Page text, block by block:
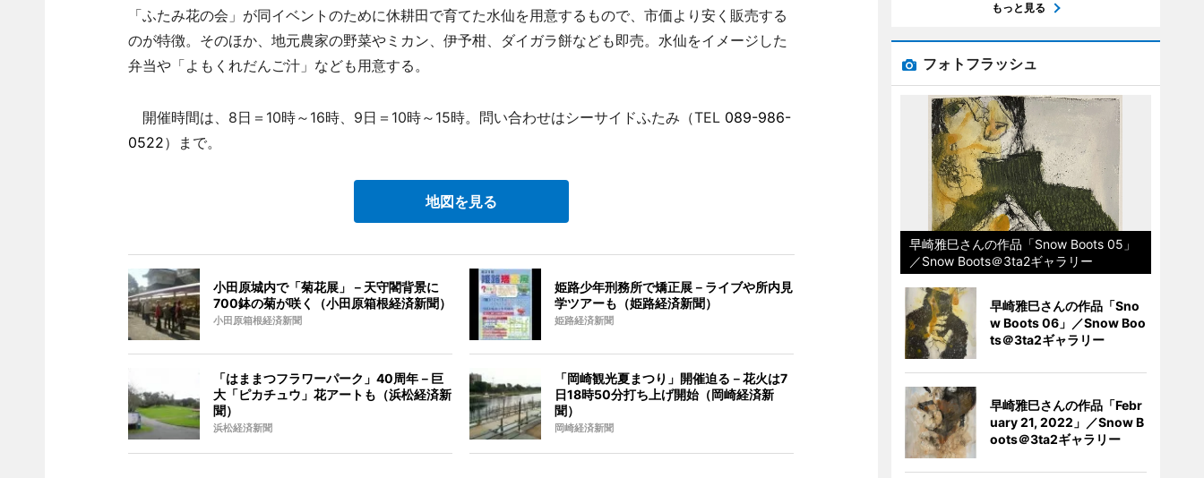
「ふたみ花の会」が同イベントのために休耕田で育てた水仙を用意するもので、市価より安く販売する
のが特徴。そのほか、地元農家の野菜やミカン、伊予柑、ダイガラ餅なども即売。水仙をイメージした
弁当や「よもくれだんご汁」なども用意する。
開催時間は、8日＝10時～16時、9日＝10時～15時。問い合わせはシーサイドふたみ（TEL 089-986-
0522）まで。
地図を見る
小田原城内で「菊花展」－天守閣背景に
700鉢の菊が咲く（小田原箱根経済新聞）
小田原箱根経済新聞
姫路少年刑務所で矯正展－ライブや所内見
学ツアーも（姫路経済新聞）
姫路経済新聞
「はままつフラワーパーク」40周年－巨
大「ピカチュウ」花アートも（浜松経済新
聞）
浜松経済新聞
「岡崎観光夏まつり」開催迫る－花火は7
日18時50分打ち上げ開始（岡崎経済新
聞）
岡崎経済新聞
もっと見る
フォトフラッシュ
早崎雅巳さんの作品「Snow Boots 05」
／Snow Boots＠3ta2ギャラリー
早崎雅巳さんの作品「Sno
w Boots 06」／Snow Boo
ts＠3ta2ギャラリー
早崎雅巳さんの作品「Febr
uary 21, 2022」／Snow B
oots＠3ta2ギャラリー